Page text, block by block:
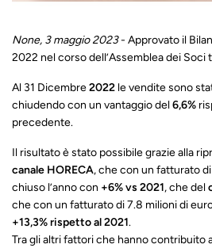
None, 3 maggio 2023- Approvato il
2022 nel corso dell’Assemblea dei Soci
Al 31 Dicembre2022 le vendite sono
chiudendo con un vantaggio del6,6%
precedente.
Il risultato è stato possibile grazie alla
canale HORECA, che con un fatturato
chiuso l’anno con +6% vs 2021, che del
che con un fatturato di 7.8 milioni di
+13,3% rispetto al 2021.
Tra gli altri fattori che hanno contribuito